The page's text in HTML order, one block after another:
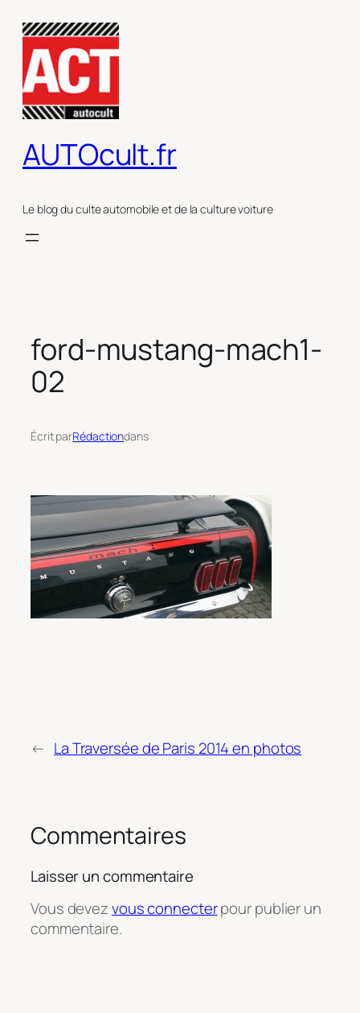
contenu
AUTOcult.fr
Le blog du culte automobile et de la culture voiture
ford-mustang-mach1-
02
Écrit parRédactiondans
← La Traversée de Paris 2014 en photos
Commentaires
Laisser un commentaire
Vous devezvous connecterpour publier un
commentaire.